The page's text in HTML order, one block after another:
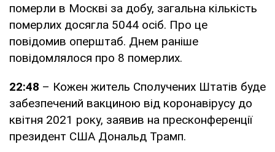
померли в Москві за добу, загальна кількість
померлих досягла 5044 осіб. Про це
повідомив оперштаб. Днем раніше
повідомлялося про 8 померлих.
22:48 – Кожен житель Сполучених Штатів буде
забезпечений вакциною від коронавірусу до
квітня 2021 року, заявив на пресконференції
президент США Дональд Трамп.